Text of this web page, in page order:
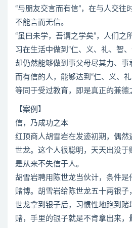
“与朋友交言而有信”，在与人交往
不能言而无信。
“虽曰未学，吾谓之学矣”，人们之
习在生活中做到“仁、义、礼、智
却仍然能够做到事父母尽其力、事
而有信的人，能够达到“仁、义、
等同于受过教育，即是真正的兼德
【案例】
信，乃成功之本
红顶商人胡雪岩在发迹初期，偶然
世龙。这个人很聪明，天天出没于
是从来不失信于人。
胡雪岩聘用陈世龙当伙计，条件是
赌博。胡雪岩给陈世龙五十两银子
世龙拿到银子后，习惯性地跑到赌
赌，手里的银子就是不肯拿出来